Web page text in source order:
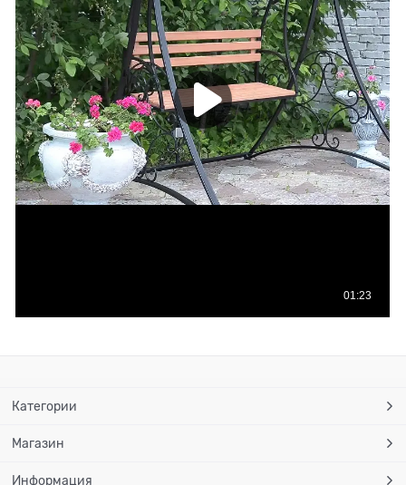
Категории
Магазин
Информация